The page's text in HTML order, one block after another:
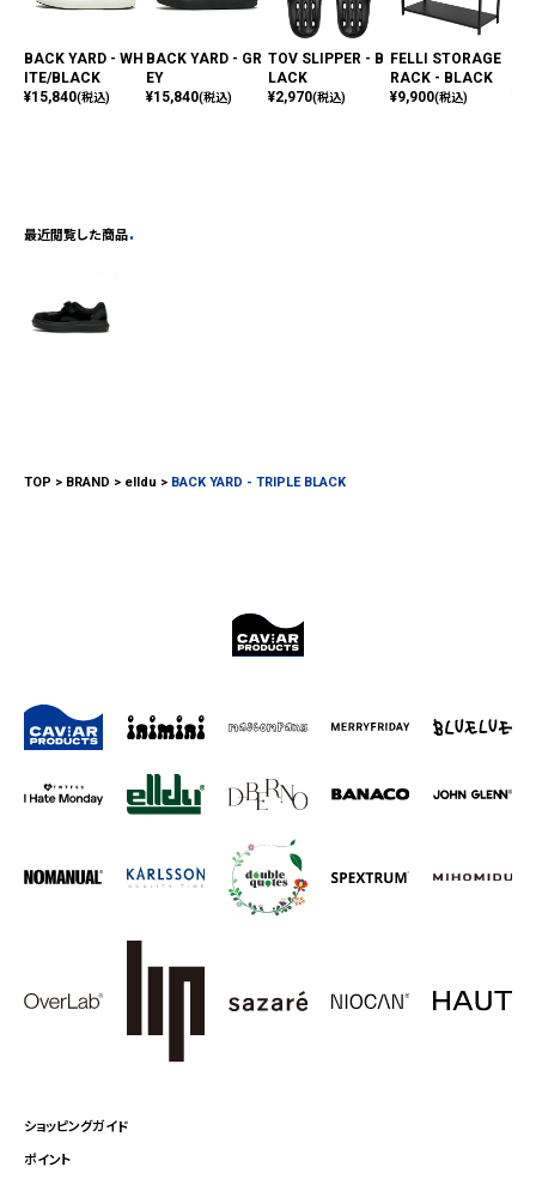
BACK YARD - WH
ITE/BLACK
¥15,840(税込)
BACK YARD - GR
EY
¥15,840(税込)
TOV SLIPPER - B
LACK
¥2,970(税込)
FELLI STORAGE
RACK - BLACK
¥9,900(税込)
最近閲覧した商品
TOP BRAND elldu BACK YARD - TRIPLE BLACK
ショッピングガイド
ポイント